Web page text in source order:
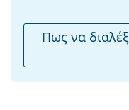
βρείτε
Αξεσουάρ
θήκη:
Πως να